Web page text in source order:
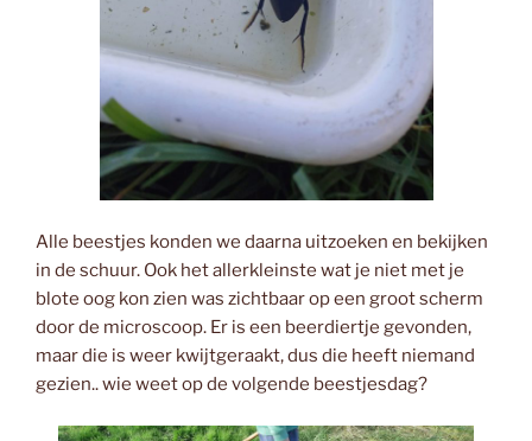
Alle beestjes konden we daarna uitzoeken en bekijken
in de schuur. Ook het allerkleinste wat je niet met je
blote oog kon zien was zichtbaar op een groot scherm
door de microscoop. Er is een beerdiertje gevonden,
maar die is weer kwijtgeraakt, dus die heeft niemand
gezien.. wie weet op de volgende beestjesdag?